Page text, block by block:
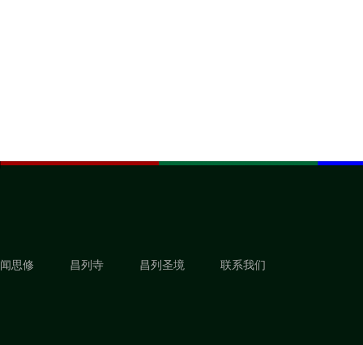
闻思修 昌列寺 昌列圣境 联系我们